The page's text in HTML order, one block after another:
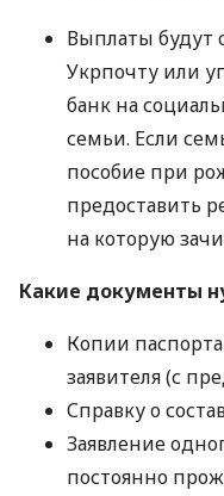
Выплаты будут
Укрпочту или
банк на
семьи. Если
пособие при
предоставить
на которую
Какие документы
Копии
заявителя (с
Справку о
Заявление
постоянно